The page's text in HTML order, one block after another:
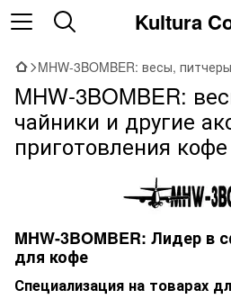
Kultura
MHW-3BOMBER: весы,
MHW-3BOMBER:
чайники и другие
приготовления кофе
MHW-3BOMBER: Лидер в
для кофе
Специализация на товарах